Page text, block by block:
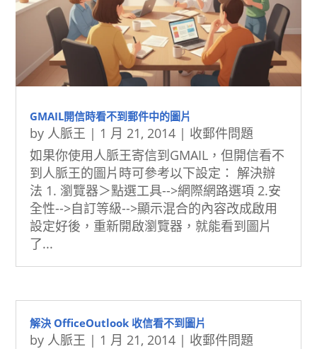
GMAIL開信時看不到郵件中的圖片
by 人脈王 | 1 月 21, 2014 | 收郵件問題
如果你使用人脈王寄信到GMAIL，但開信看不
到人脈王的圖片時可參考以下設定： 解決辦
法 1. 瀏覽器＞點選工具-->網際網路選項 2.安
全性-->自訂等級-->顯示混合的內容改成啟用
設定好後，重新開啟瀏覽器，就能看到圖片
了...
解決 OfficeOutlook 收信看不到圖片
by 人脈王 | 1 月 21, 2014 | 收郵件問題